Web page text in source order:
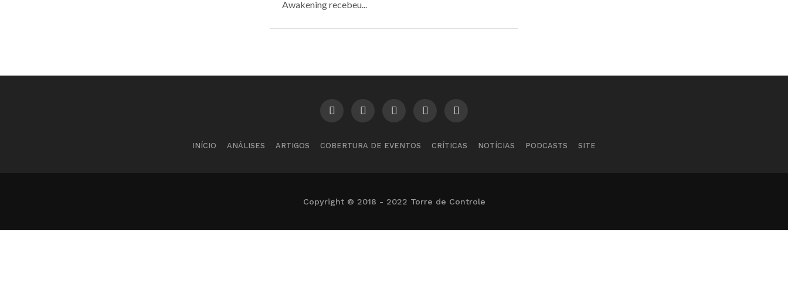
Awakening recebeu...
INÍCIO ANÁLISES ARTIGOS COBERTURA DE EVENTOS CRÍTICAS NOTÍCIAS PODCASTS SITE
Copyright © 2018 - 2022 Torre de Controle